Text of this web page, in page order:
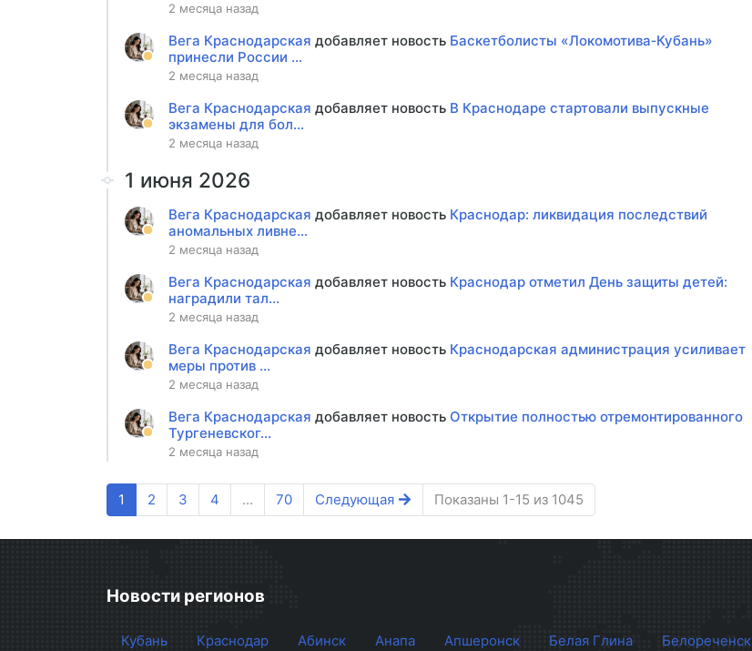
2 месяца назад
Вега Краснодарская добавляет новость Баскетболисты «Локомотива‑Кубань»
принесли России ...
2 месяца назад
Вега Краснодарская добавляет новость В Краснодаре стартовали выпускные
экзамены для бол...
2 месяца назад
1 июня 2026
Вега Краснодарская добавляет новость Краснодар: ликвидация последствий
аномальных ливне...
2 месяца назад
Вега Краснодарская добавляет новость Краснодар отметил День защиты детей:
наградили тал...
2 месяца назад
Вега Краснодарская добавляет новость Краснодарская администрация усиливает
меры против ...
2 месяца назад
Вега Краснодарская добавляет новость Открытие полностью отремонтированного
Тургеневског...
2 месяца назад
1 2 3 4 ... 70 Следующая Показаны 1-15 из 1045
Новости регионов
Кубань Краснодар Абинск Анапа Апшеронск Белая Глина Белореченск